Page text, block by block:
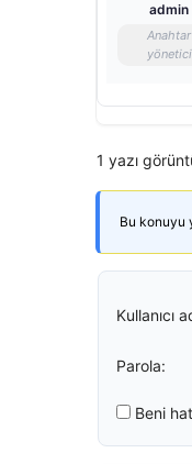
admin
Anahtar
yönetici
1 yazı
Bu konuyu
Kullanıcı
Parola:
Beni